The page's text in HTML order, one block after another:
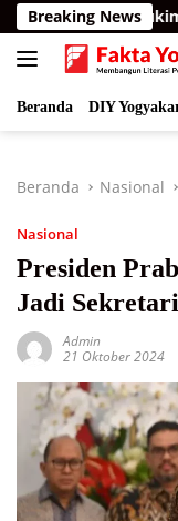
Langsung
ke
konten
Breaking News
di Permukiman
Beranda DIY
Beranda Nasional
Nasional
Presiden
Jadi
Admin
21 Oktober 2024